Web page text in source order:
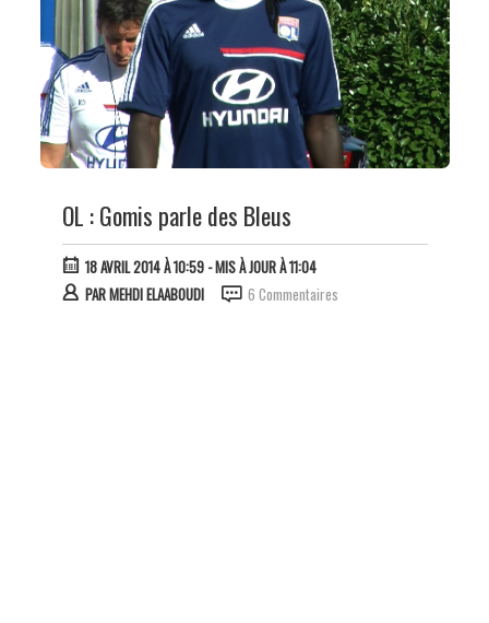
OL : Gomis parle des Bleus
18 AVRIL 2014 À 10:59- MIS À JOUR À 11:04
PARMEHDI ELAABOUDI 6 Commentaires